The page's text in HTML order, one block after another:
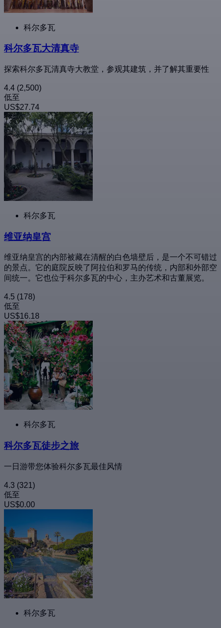
科尔多瓦
科尔多瓦大清真寺
探索科尔多瓦清真寺大教堂，参观其建筑，并了解其重要性
4.4 (2,500)
低至
US$27.74
科尔多瓦
维亚纳皇宫
维亚纳皇宫的内部被藏在清醒的白色墙壁后，是一个不可错过
的景点。它的庭院反映了阿拉伯和罗马的传统，内部和外部空
间统一。它也位于科尔多瓦的中心，主办艺术和古董展览。
4.5 (178)
低至
US$16.18
科尔多瓦
科尔多瓦徒步之旅
一日游带您体验科尔多瓦最佳风情
4.3 (321)
低至
US$0.00
科尔多瓦